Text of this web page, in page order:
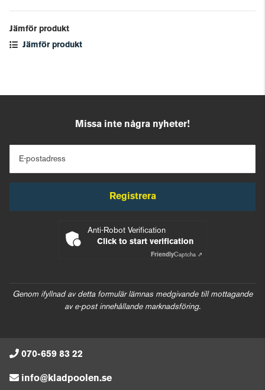
Jämför produkt
Jämför produkt
Missa inte några nyheter!
E-postadress
Registrera
Anti-Robot Verification
Click to start verification
FriendlyCaptcha ⇗
Genom ifyllnad av detta formulär lämnas medgivande till mottagande
av e-post innehållande marknadsföring.
070-659 83 22
info@kladpoolen.se